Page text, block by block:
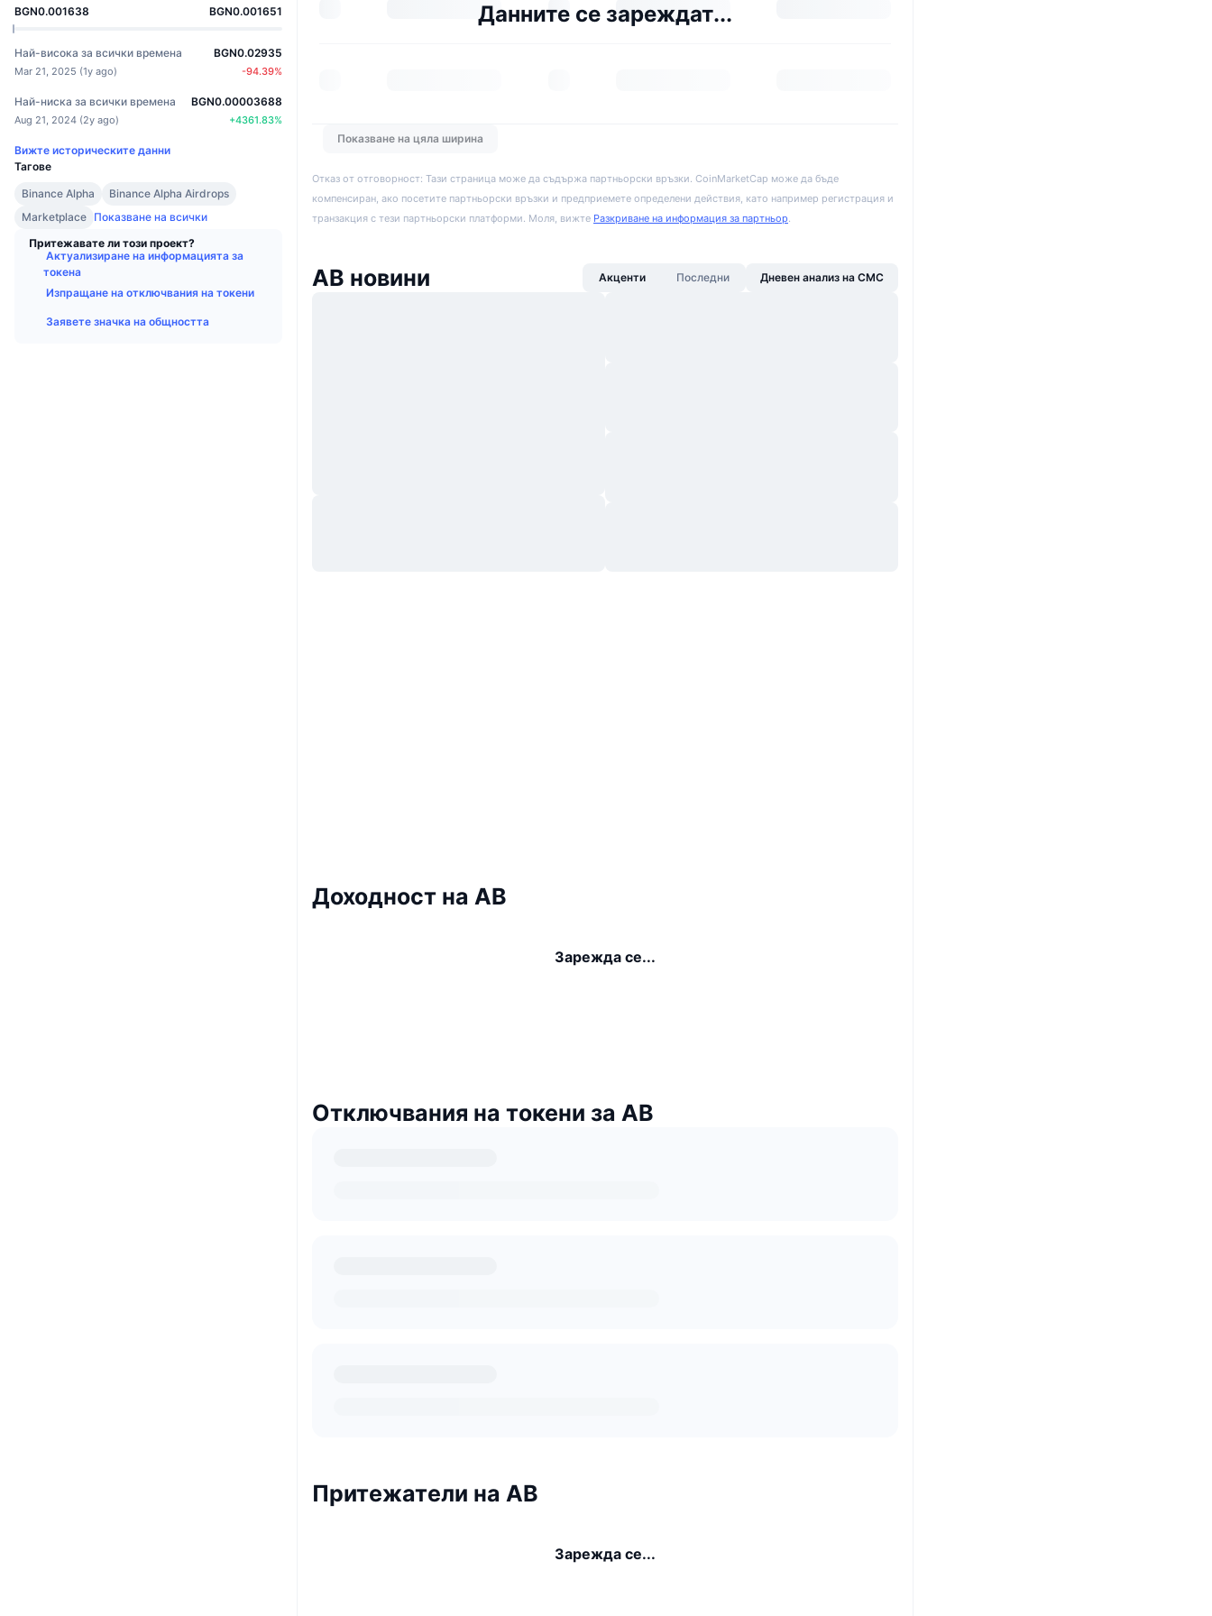
BGN0.001638
BGN0.001651
Най-висока за всички времена
Mar 21, 2025 (1y ago)
BGN0.02935
-94.39%
Най-ниска за всички времена
Aug 21, 2024 (2y ago)
BGN0.00003688
+4361.83%
Вижте историческите данни
Тагове
Binance Alpha
Binance Alpha Airdrops
Marketplace Показване на всички
Притежавате ли този проект?
Актуализиране на информацията за
токена
Изпращане на отключвания на токени
Заявете значка на общността
Данните се зареждат...
Показване на цяла ширина
Отказ от отговорност: Тази страница може да съдържа партньорски връзки. CoinMarketCap може да бъде
компенсиран, ако посетите партньорски връзки и предприемете определени действия, като например регистрация и
транзакция с тези партньорски платформи. Моля, вижте Разкриване на информация за партньор.
AB новини Акценти Последни Дневен анализ на CMC
Доходност на AB
Зарежда се...
Отключвания на токени за AB
Притежатели на AB
Зарежда се...